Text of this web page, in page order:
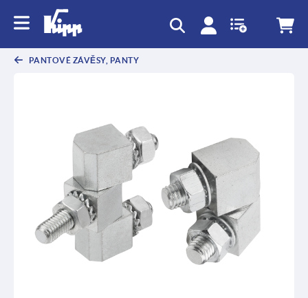
PANTOVÉ ZÁVĚSY, PANTY